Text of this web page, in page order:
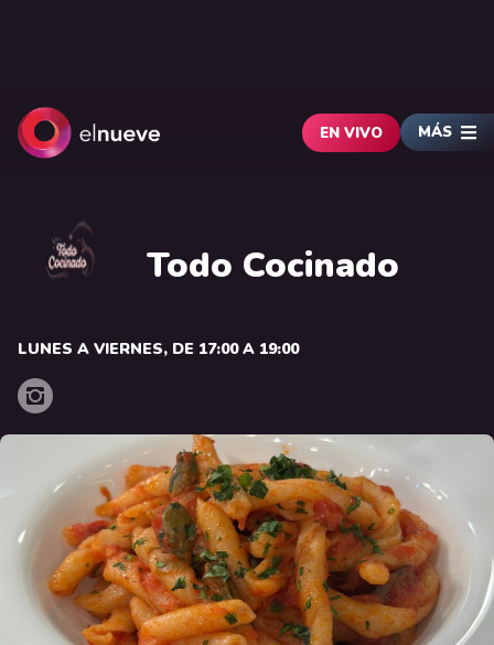
EN VIVO MÁS
Todo Cocinado
LUNES A VIERNES, DE 17:00 A 19:00